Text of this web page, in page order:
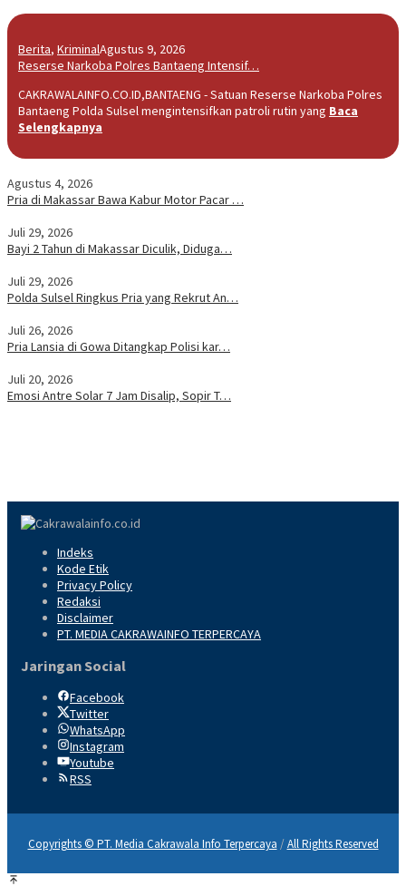
Berita, KriminalAgustus 9, 2026
Reserse Narkoba Polres Bantaeng Intensif…
CAKRAWALAINFO.CO.ID,BANTAENG - Satuan Reserse Narkoba Polres
Bantaeng Polda Sulsel mengintensifkan patroli rutin yang Baca
Selengkapnya
Agustus 4, 2026
Pria di Makassar Bawa Kabur Motor Pacar …
Juli 29, 2026
Bayi 2 Tahun di Makassar Diculik, Diduga…
Juli 29, 2026
Polda Sulsel Ringkus Pria yang Rekrut An…
Juli 26, 2026
Pria Lansia di Gowa Ditangkap Polisi kar…
Juli 20, 2026
Emosi Antre Solar 7 Jam Disalip, Sopir T…
Indeks
Kode Etik
Privacy Policy
Redaksi
Disclaimer
PT. MEDIA CAKRAWAINFO TERPERCAYA
Jaringan Social
Facebook
Twitter
WhatsApp
Instagram
Youtube
RSS
Copyrights © PT. Media Cakrawala Info Terpercaya /All Rights Reserved